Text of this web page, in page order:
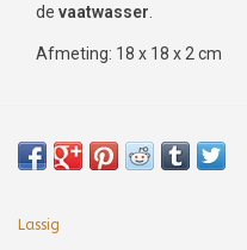
de vaatwasser
Afmeting: 18 x 18 x 2 cm
Lassig